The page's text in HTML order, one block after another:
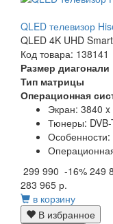
QLED телевизор
QLED 4K UHD
Код товара: 138141
Размер диагонали
Тип матрицы
Операционная
Экран: 3840 x
Тюнеры:
Особенности:
299 990 -16% 249
283 965 р.
в корзину
В избранное